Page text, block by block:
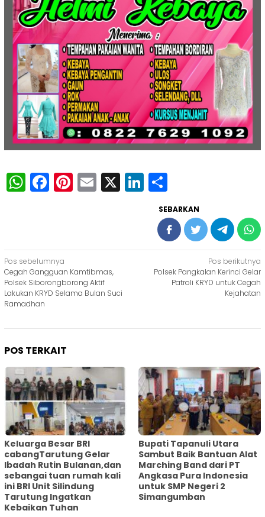
WhatsApp
Facebook
Pinterest
Email
X LinkedIn
SEBARKAN
Navigasi
pos
Pos sebelumnya
Cegah Gangguan Kamtibmas,
Polsek Siborongborong Aktif
Lakukan KRYD Selama Bulan Suci
Ramadhan
Pos berikutnya
Polsek Pangkalan Kerinci Gelar
Patroli KRYD untuk Cegah
Kejahatan
POS TERKAIT
Keluarga Besar BRI
cabangTarutung Gelar
Ibadah Rutin Bulanan,dan
sebangai tuan rumah kali
ini BRI Unit Silindung
Tarutung Ingatkan
Kebaikan Tuhan
Bupati Tapanuli Utara
Sambut Baik Bantuan Alat
Marching Band dari PT
Angkasa Pura Indonesia
untuk SMP Negeri 2
Simangumban